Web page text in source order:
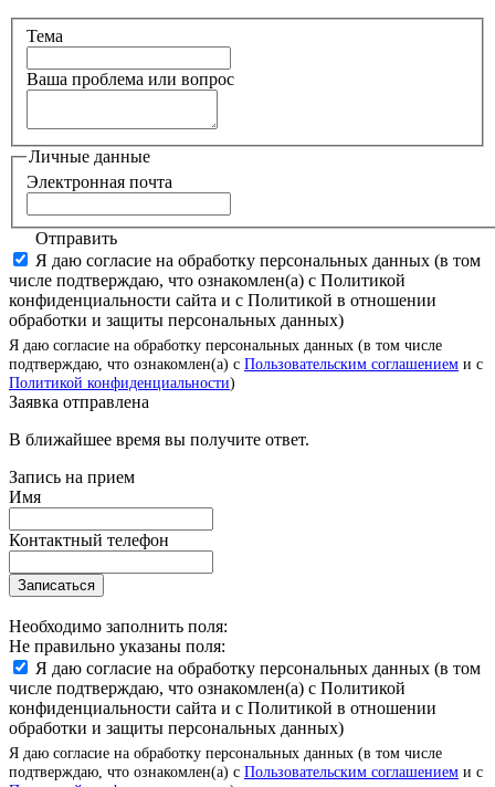
Тема
Ваша проблема или вопрос
Личные данные
Электронная почта
Отправить
Я даю согласие на обработку персональных данных (в том
числе подтверждаю, что ознакомлен(а) с Политикой
конфиденциальности сайта и с Политикой в отношении
обработки и защиты персональных данных)
Я даю согласие на обработку персональных данных (в том числе
подтверждаю, что ознакомлен(а) с Пользовательским соглашением и с
Политикой конфиденциальности)
Заявка отправлена
В ближайшее время вы получите ответ.
Запись на прием
Имя
Контактный телефон
Записаться
Необходимо заполнить поля:
Не правильно указаны поля:
Я даю согласие на обработку персональных данных (в том
числе подтверждаю, что ознакомлен(а) с Политикой
конфиденциальности сайта и с Политикой в отношении
обработки и защиты персональных данных)
Я даю согласие на обработку персональных данных (в том числе
подтверждаю, что ознакомлен(а) с Пользовательским соглашением и с